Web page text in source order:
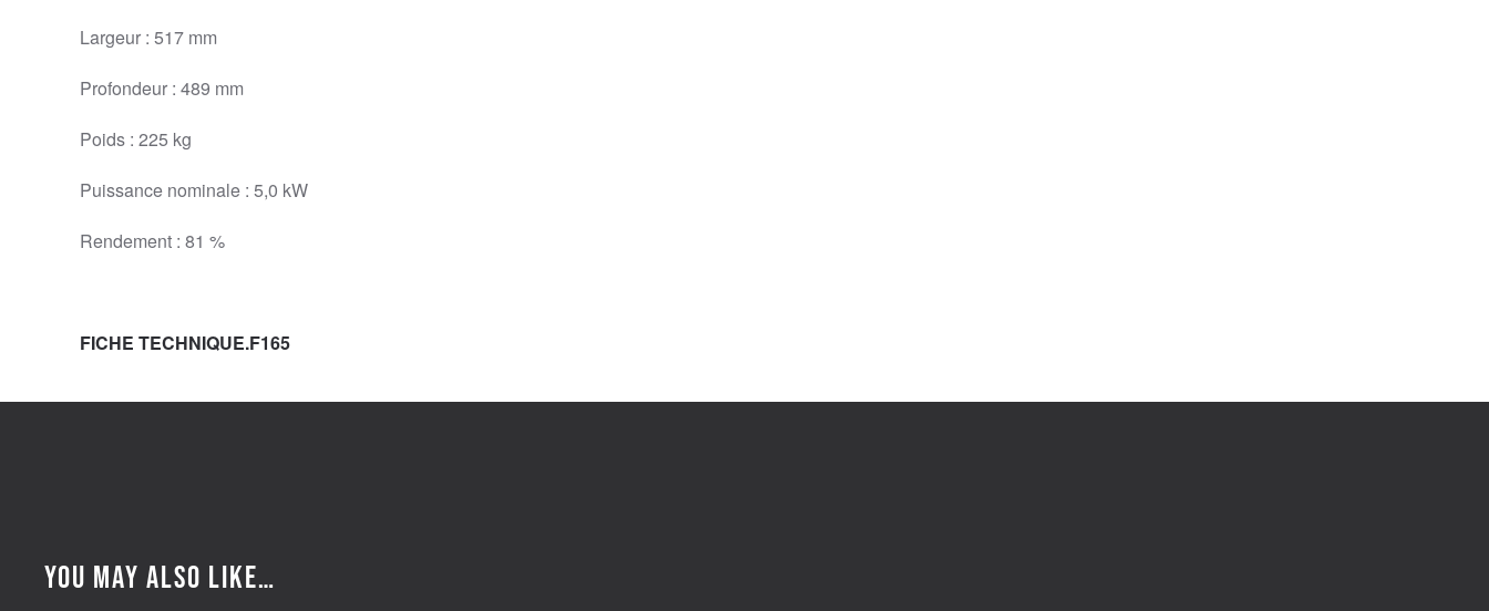
Largeur : 517 mm
Profondeur : 489 mm
Poids : 225 kg
Puissance nominale : 5,0 kW
Rendement : 81 %
FICHE TECHNIQUE.F165
You may also like…